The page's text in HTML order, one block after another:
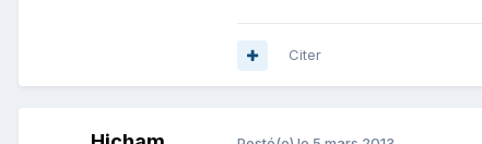
Citer